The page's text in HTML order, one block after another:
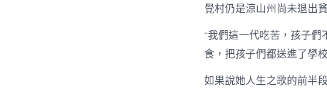
覺村仍是涼山州尚未退出
“我們這一代吃苦，孩子們
食，把孩子們都送進了學
如果說她人生之歌的前半